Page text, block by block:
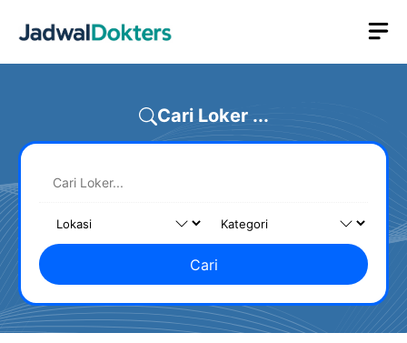
Cari Loker ...
Cari